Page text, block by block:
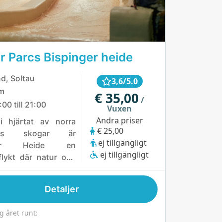
Parcs Bispinger heide
Soltau
till 21:00
i hjärtat av norra
skogar är
Heide en
där natur och
hand i hand.
stugor,
och husbåtar är
känna sig nära
som man
3,6/5.0
€ 35,00 /
Vuxen
Andra priser
€ 25,00
ej tillgängligt
ej tillgängligt
Detaljer
året runt: